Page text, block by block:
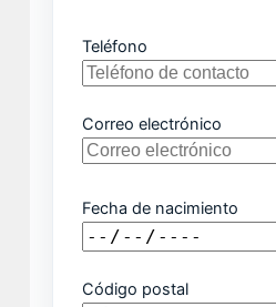
Teléfono
Correo electrónico
Fecha de nacimiento
Código postal